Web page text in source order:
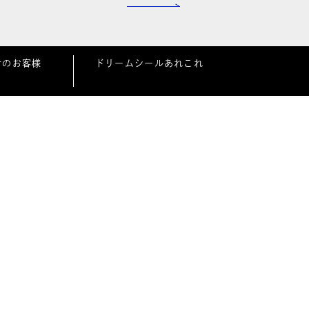
お客様 ドリームシールあれこれ